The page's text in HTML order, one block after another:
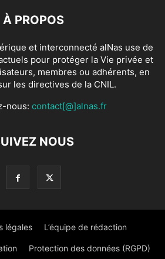
À PROPOS
et interconnecté alNas use de
pour protéger la Vie privée et
membres ou adhérents, en
les directives de la CNIL.
nous: contact[@]alnas.fr
NOUS
légales L’équipe de rédaction
Protection des données (RGPD)